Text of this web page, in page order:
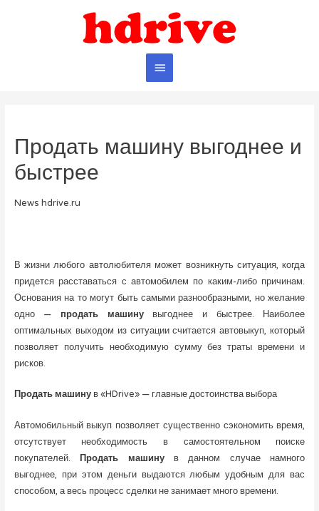
Главное
Продать машину выгоднее и
быстрее
News hdrive.ru
В жизни любого автолюбителя может возникнуть ситуация, когда
придется расставаться с автомобилем по каким-либо причинам.
Основания на то могут быть самыми разнообразными, но желание
одно — продать машинувыгоднее и быстрее. Наиболее
оптимальных выходом из ситуации считается автовыкуп, который
позволяет получить необходимую сумму без траты времени и
рисков.
Продать машинув «HDrive» — главные достоинства выбора
Автомобильный выкуп позволяет существенно сэкономить время,
отсутствует необходимость в самостоятельном поиске
покупателей.
Продать машину в данном случае намного
выгоднее, при этом деньги выдаются любым удобным для вас
способом, а весь процесс сделки не занимает много времени.